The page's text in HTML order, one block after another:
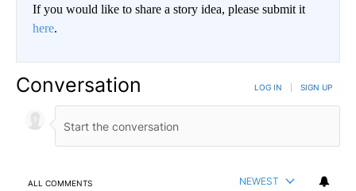
If you would like to share a story idea, please submit it
here.
Conversation LOG IN SIGN UP
ALL COMMENTS NEWEST